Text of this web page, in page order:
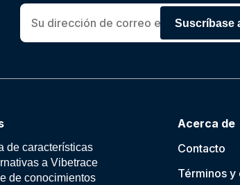
Suscríbase
de características
a Vibetrace
de conocimientos
Acerca de
Contacto
Términos